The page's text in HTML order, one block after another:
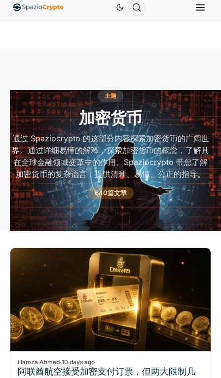
↑0.00% BNB ↑2.10% USDC US$0.9995↑0.00%
主题
加密货币
通过 Spaziocrypto 的这部分内容探索加密货币的广阔世
界。通过详细易懂的解释，探索加密货币的概念，了解其
在全球金融领域变革中的作用。Spaziocrypto 带您了解
加密货币的复杂语言，提供清晰、易懂、公正的指导。
640篇文章
Hamza Ahmed·10 days ago
阿联酋航空接受加密支付订票，但两大限制几